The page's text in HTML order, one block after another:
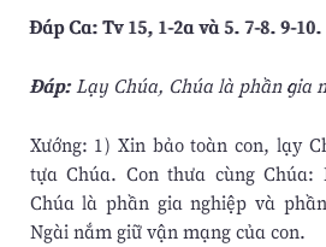
Ðáp Ca: Tv 15, 1-2a và 5. 7-8. 9-10.
Ðáp:Lạy Chúa, Chúa là phần gia
Xướng: 1) Xin bảo toàn con, lạy
tựa Chúa. Con thưa cùng Chúa:
Chúa là phần gia nghiệp và
Ngài nắm giữ vận mạng của con.